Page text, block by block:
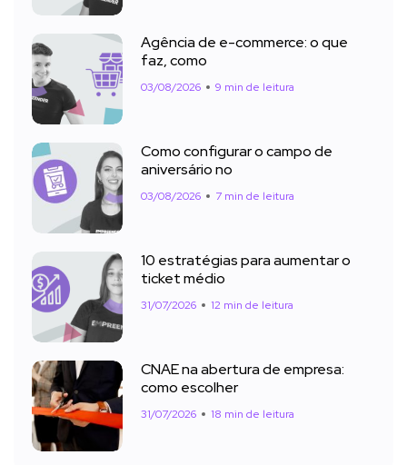
Agência de e-commerce: o que
faz, como
03/08/2026 9 min de leitura
Como configurar o campo de
aniversário no
03/08/2026 7 min de leitura
10 estratégias para aumentar o
ticket médio
31/07/2026 12 min de leitura
CNAE na abertura de empresa:
como escolher
31/07/2026 18 min de leitura